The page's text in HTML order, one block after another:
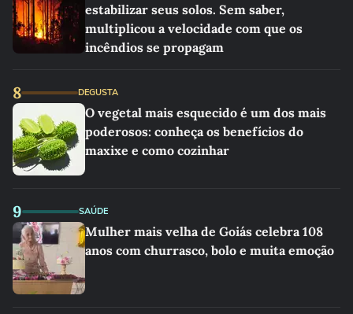
estabilizar seus solos. Sem saber,
multiplicou a velocidade com que os
incêndios se propagam
8 DEGUSTA
O vegetal mais esquecido é um dos mais
poderosos: conheça os benefícios do
maxixe e como cozinhar
9 SAÚDE
Mulher mais velha de Goiás celebra 108
anos com churrasco, bolo e muita emoção